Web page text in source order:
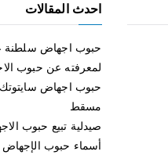
احدث المقالات
حبوب اجهاض سلطنة
لمعرفته عن حبوب
حبوب اجهاض
مسقط
صيدلية تبيع حبوب
أسماء حبوب الإجهاض وأهم 3